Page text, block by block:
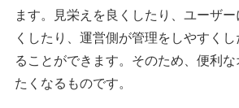
ます。見栄えを良くしたり、ユーザ
くしたり、運営側が管理をしやすく
ることができます。そのため、便利
たくなるものです。